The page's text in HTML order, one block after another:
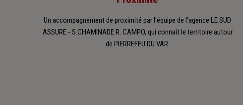
Un accompagnement de proximité par l'équipe de l'agence LE SUD
ASSURE - S.CHAMINADE R. CAMPO, qui connait le territoire autour
de PIERREFEU DU VAR.